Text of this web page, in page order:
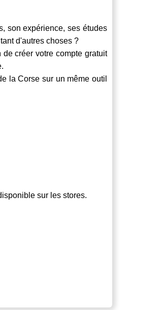
son expérience, ses études
d'autres choses ?
de créer votre compte gratuit
la Corse sur un même outil
sur les stores.